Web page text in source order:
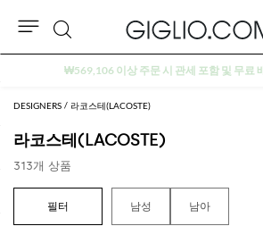
DESIGNERS 라코스테(LACOSTE)
라코스테(LACOSTE)
313개 상품
남성 남아
검
색
아울렛 구역 추가 10% 할인